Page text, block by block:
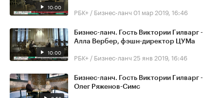
10:00 РБК+ / Бизнес-ланч 01 мар 2019, 16:46
10:00
Бизнес-ланч. Гость Виктории Гилварг -
Алла Вербер, фэшн-директор ЦУМа
РБК+ / Бизнес-ланч 25 янв 2019, 16:46
Бизнес-ланч. Гость Виктории Гилварг -
Олег Ряженов-Симс